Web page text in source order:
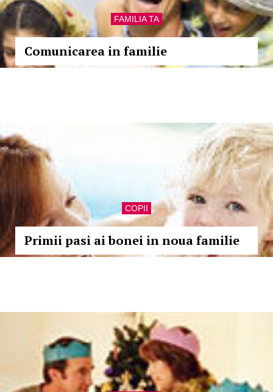
FAMILIA TA
Comunicarea in familie
COPII
Primii pasi ai bonei in noua familie